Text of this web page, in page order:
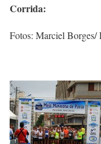
Corrida:
Fotos: Marciel Borges/